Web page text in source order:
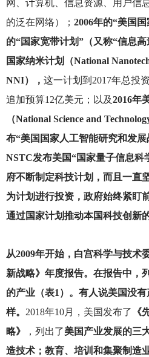
网、计算机、信息资源、用户信
的泛在网络）； 2006年的“美国
的“国家宽带计划”（又称“信息
国家纳米计划（National
NNI）， 这一计划到2017年总投
追加预算12亿美元；以及2016年
（National Science and
布“美国国家人工智能研究和发展
NSTC发布美国“国家量子信息科
府不断制定科技计划，而且一直
为计划进行投资，政府始终紧盯
通过国家计划推动本国科技创新
从2009年开始，白宫科学与技术
新战略》年度报告。在报告中，
的产业（表1）。有人说美国没
样。 2018年10月，美国发布了 《
略》
，列出了美国产业发展的三
造技术；教育、培训和集聚制造